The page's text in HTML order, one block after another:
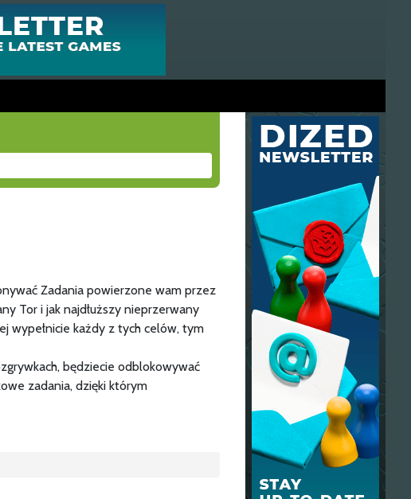
Zadania powierzone wam przez
Tor i jak najdłuższy nieprzerwany
wypełnicie każdy z tych celów, tym
będziecie odblokowywać
zadania, dzięki którym